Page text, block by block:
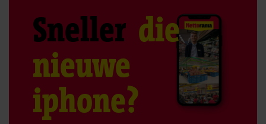
Sneller die
nieuwe
iphone?